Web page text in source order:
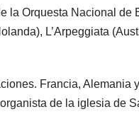
Orquesta Nacional de
L’Arpeggiata
Francia,
de la iglesia de